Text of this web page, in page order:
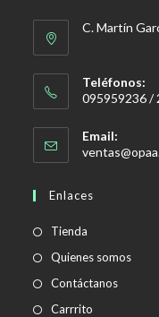
C. Martín
Teléfonos:
095959236 /
Email:
Enlaces
Tienda
Quienes somos
Contáctanos
Carrrito